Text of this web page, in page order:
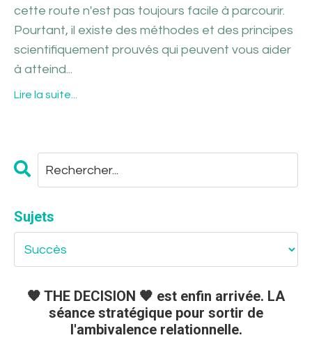
cette route n'est pas toujours facile à parcourir.
Pourtant, il existe des méthodes et des principes
scientifiquement prouvés qui peuvent vous aider
à atteind...
Lire la suite...
Sujets
🧡 THE DECISION 🧡 est enfin arrivée. LA
séance stratégique pour sortir de
l'ambivalence relationnelle.